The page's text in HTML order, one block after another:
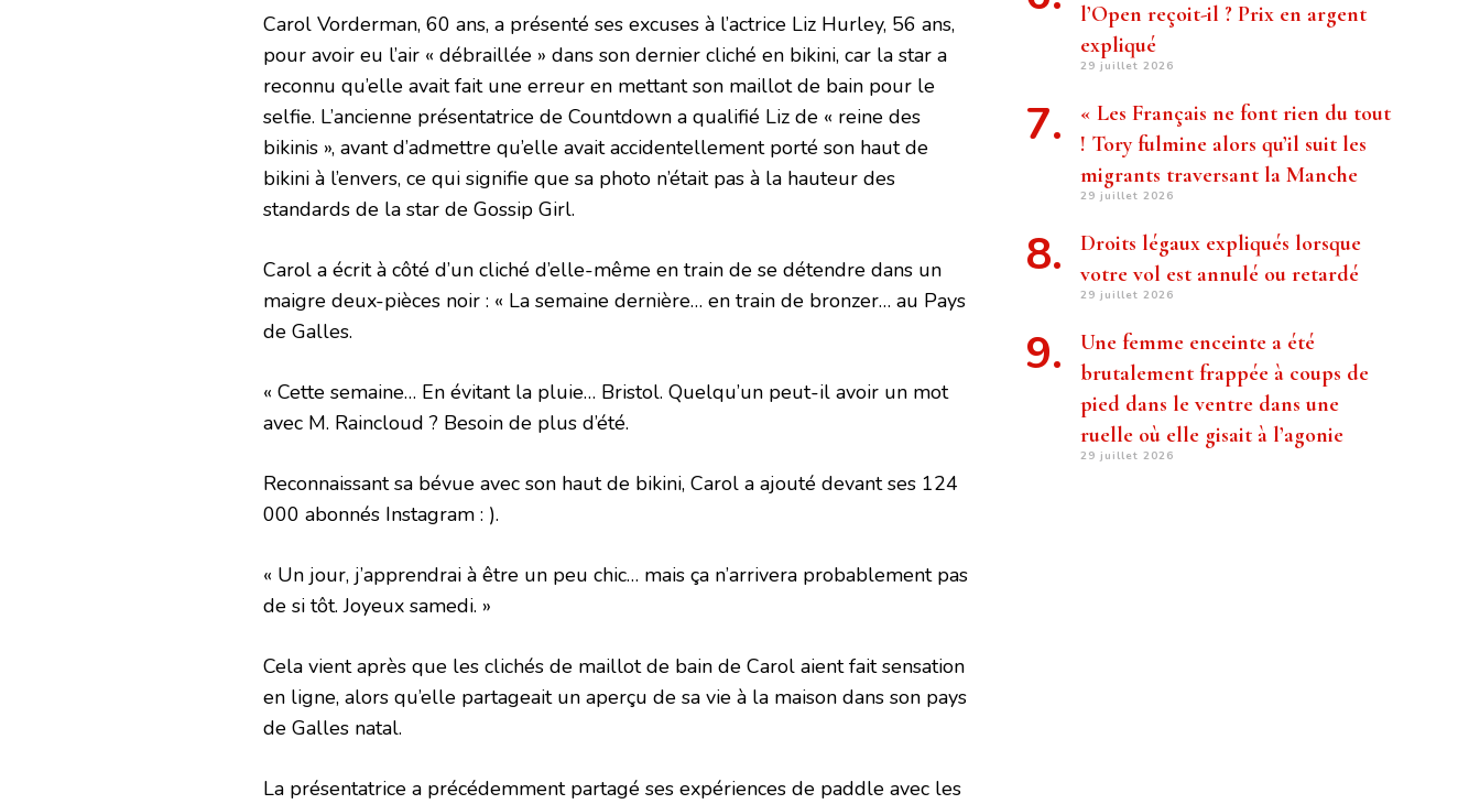
Carol Vorderman, 60 ans, a présenté ses excuses à l’actrice Liz Hurley, 56 ans,
pour avoir eu l’air « débraillée » dans son dernier cliché en bikini, car la star a
reconnu qu’elle avait fait une erreur en mettant son maillot de bain pour le
selfie. L’ancienne présentatrice de Countdown a qualifié Liz de « reine des
bikinis », avant d’admettre qu’elle avait accidentellement porté son haut de
bikini à l’envers, ce qui signifie que sa photo n’était pas à la hauteur des
standards de la star de Gossip Girl.
Carol a écrit à côté d’un cliché d’elle-même en train de se détendre dans un
maigre deux-pièces noir : « La semaine dernière… en train de bronzer… au Pays
de Galles.
« Cette semaine… En évitant la pluie… Bristol. Quelqu’un peut-il avoir un mot
avec M. Raincloud ? Besoin de plus d’été.
Reconnaissant sa bévue avec son haut de bikini, Carol a ajouté devant ses 124
000 abonnés Instagram : ).
« Un jour, j’apprendrai à être un peu chic… mais ça n’arrivera probablement pas
de si tôt. Joyeux samedi. »
Cela vient après que les clichés de maillot de bain de Carol aient fait sensation
en ligne, alors qu’elle partageait un aperçu de sa vie à la maison dans son pays
de Galles natal.
La présentatrice a précédemment partagé ses expériences de paddle avec les
l’Open reçoit-il ? Prix ​​en argent
expliqué
29 juillet 2026
« Les Français ne font rien du tout
! Tory fulmine alors qu’il suit les
migrants traversant la Manche
29 juillet 2026
Droits légaux expliqués lorsque
votre vol est annulé ou retardé
29 juillet 2026
Une femme enceinte a été
brutalement frappée à coups de
pied dans le ventre dans une
ruelle où elle gisait à l’agonie
29 juillet 2026